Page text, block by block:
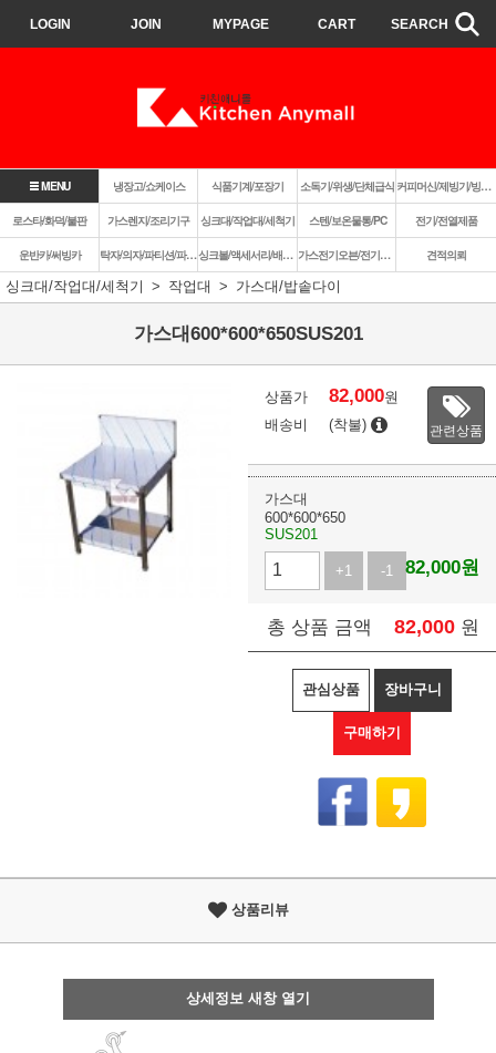
LOGIN JOIN MYPAGE CART SEARCH
MENU 냉장고/쇼케이스 식품기계/포장기 소독기/위생/단체급식 커피머신/제빙기/빙삭기
로스타/화덕/불판 가스렌지/조리기구 싱크대/작업대/세척기 스텐/보온물통/PC 전기/전열제품
운반카/써빙카 탁자/의자/파티션/파라솔 싱크볼/액세서리/배수구 가스전기오븐/전기렌지쿡탑/렌지후드
견적의뢰
싱크대/작업대/세척기
작업대 가스대/밥솥다이
가스대600*600*650SUS201
상품가 82,000원
배송비
(착불) 관련상품
가스대
600*600*650
SUS201
+1 -1 82,000원
총 상품 금액 82,000 원
관심상품 장바구니
구매하기
상품리뷰
상세정보 새창 열기